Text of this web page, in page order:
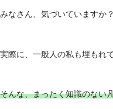
みなさん、気づいていますか？
実際に、一般人の私も埋もれ
そんな、まったく知識のない